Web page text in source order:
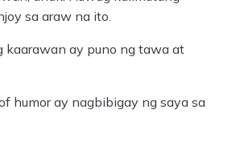
sa araw na ito.
kaarawan ay puno ng tawa at
humor ay nagbibigay ng saya sa